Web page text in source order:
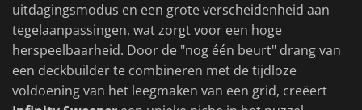
uitdagingsmodus en een grote verscheidenheid aan
tegelaanpassingen, wat zorgt voor een hoge
herspeelbaarheid. Door de "nog één beurt" drang van
een deckbuilder te combineren met de tijdloze
voldoening van het leegmaken van een grid, creëert